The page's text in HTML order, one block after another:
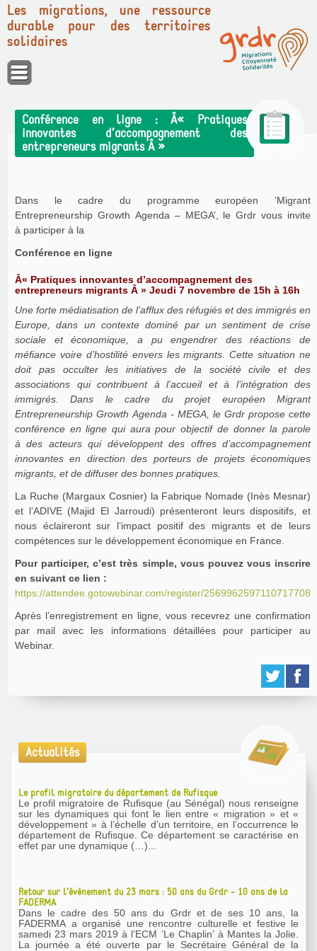
Panneau de gestion des cookies
Les migrations, une ressource
durable pour des territoires
solidaires
Conférence en ligne : Â« Pratiques
innovantes d’accompagnement des
entrepreneurs migrants Â »
Dans le cadre du programme européen ’Migrant
Entrepreneurship Growth Agenda – MEGA’, le Grdr vous invite
à participer à la
Conférence en ligne
Â« Pratiques innovantes d’accompagnement des
entrepreneurs migrants Â » Jeudi 7 novembre de 15h à 16h
Une forte médiatisation de l’afflux des réfugiés et des immigrés en
Europe, dans un contexte dominé par un sentiment de crise
sociale et économique, a pu engendrer des réactions de
méfiance voire d’hostilité envers les migrants. Cette situation ne
doit pas occulter les initiatives de la société civile et des
associations qui contribuent à l’accueil et à l’intégration des
immigrés. Dans le cadre du projet européen Migrant
Entrepreneurship Growth Agenda - MEGA, le Grdr propose cette
conférence en ligne qui aura pour objectif de donner la parole
à des acteurs qui développent des offres d’accompagnement
innovantes en direction des porteurs de projets économiques
migrants, et de diffuser des bonnes pratiques.
La Ruche (Margaux Cosnier) la Fabrique Nomade (Inès Mesnar)
et l’ADIVE (Majid El Jarroudi) présenteront leurs dispositifs, et
nous éclaireront sur l’impact positif des migrants et de leurs
compétences sur le développement économique en France.
Pour participer, c’est très simple, vous pouvez vous inscrire
en suivant ce lien :
https://attendee.gotowebinar.com/register/2569962597110717708
Après l’enregistrement en ligne, vous recevrez une confirmation
par mail avec les informations détaillées pour participer au
Webinar.
Actualités
Le profil migratoire du département de Rufisque
Le profil migratoire de Rufisque (au Sénégal) nous renseigne
sur les dynamiques qui font le lien entre « migration » et «
développement » à l’échelle d’un territoire, en l’occurrence le
département de Rufisque. Ce département se caractérise en
effet par une dynamique (…)...
Retour sur l’évènement du 23 mars : 50 ans du Grdr - 10 ans de la
FADERMA
Dans le cadre des 50 ans du Grdr et de ses 10 ans, la
FADERMA a organisé une rencontre culturelle et festive le
samedi 23 mars 2019 à l’ECM ’Le Chaplin’ à Mantes la Jolie.
La journée a été ouverte par le Secrétaire Général de la